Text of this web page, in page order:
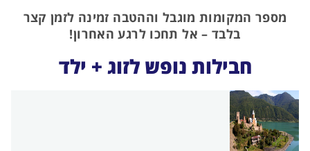
מספר המקומות מוגבל וההטבה זמינה לזמן קצר
בלבד – אל תחכו לרגע האחרון!
חבילות נופש לזוג + ילד